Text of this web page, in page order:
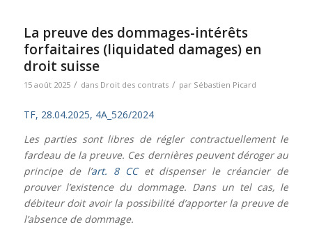
La preuve des dommages-intérêts
forfaitaires (liquidated damages) en
droit suisse
15 août 2025 / dans Droit des contrats / par Sébastien Picard
TF, 28.04.2025, 4A_526/2024
Les parties sont libres de régler contractuellement le
fardeau de la preuve. Ces dernières peuvent déroger au
principe de l’art. 8 CCet dispenser le créancier de
prouver l’existence du dommage. Dans un tel cas, le
débiteur doit avoir la possibilité d’apporter la preuve de
l’absence de dommage.